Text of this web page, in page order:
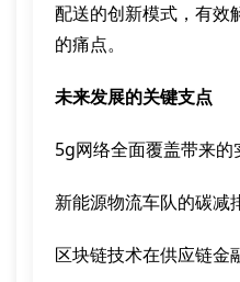
配送的创新模式，有效
的痛点。
未来发展的关键支点
5g网络全面覆盖带来的
新能源物流车队的碳减
区块链技术在供应链金